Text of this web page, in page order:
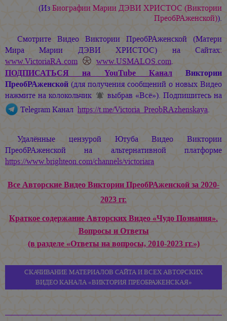
(ИзБиографииМарии ДЭВИ ХРИСТОС (Виктории
ПреобРАженской)).
Смотрите Видео Виктории ПреобРАженской (Матери
МираМарии ДЭВИ ХРИСТОС) на Сайтах:
www.VictoriaRA.com
www.USMALOS.com.
ПОДПИСАТЬСЯ на YouTube КаналВиктории
ПреобРАженской (для получения сообщений о новых Видео
нажмите на колокольчик
выбрав «Всё»). Подпишитесь на
Telegram Канал https://t.me/Victoria_PreobRAzhenskaya.
Удалённые цензурой Ютуба Видео Виктории
ПреобРАженской на альтернативной платформе
https://www.brighteon.com/channels/victoriara
Все Авторские Видео Виктории ПреобРАженской за 2020-
2023 гг.
Краткое содержание Авторских Видео «Чудо Познания».
Вопросы и Ответы
(в разделе «Ответы на вопросы, 2010-2023 гг.»)
СКАЧИВАНИЕ МАТЕРИАЛОВ САЙТА И ВСЕХ АВТОРСКИХ
ВИДЕО КАНАЛА «ВИКТОРИЯ ПРЕОБРАЖЕНСКАЯ»